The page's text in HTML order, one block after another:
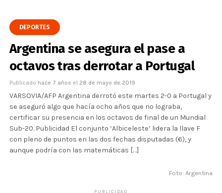
DEPORTES
Argentina se asegura el pase a
octavos tras derrotar a Portugal
Publicado hace 7 años el 28 de mayo de 2019
VARSOVIA/AFP Argentina derrotó este martes 2-0 a Portugal y
se aseguró algo que hacía ocho años que no lograba,
certificar su presencia en los octavos de final de un Mundial
Sub-20. Publicidad El conjunto ‘Albiceleste’ lidera la llave F
con pleno de puntos en las dos fechas disputadas (6), y
aunque podría con las matemáticas […]
Foto: Argentina
PUBLICIDAD